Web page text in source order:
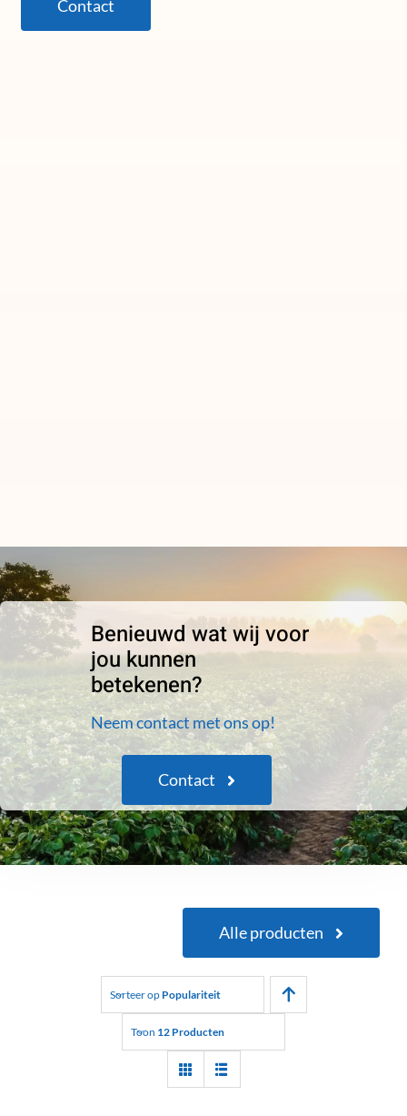
Contact
Benieuwd wat wij voor
jou kunnen
betekenen?
Neem contact met ons op!
Contact
Alle producten
Sorteer op Populariteit
Toon 12 Producten